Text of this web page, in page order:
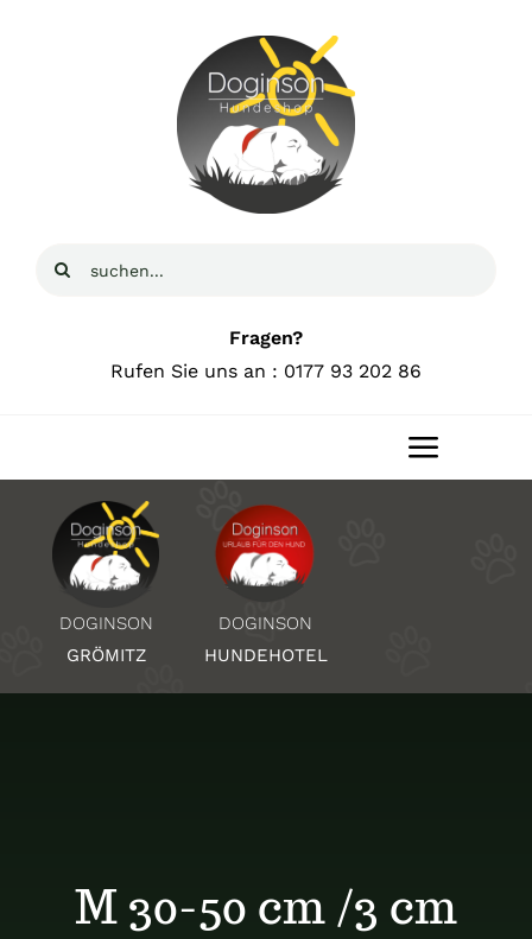
Suche
Fragen?
Rufen Sie uns an : 0177 93 202 86
Toggle
Home
Über Uns
DOGINSON
GRÖMITZ
DOGINSON
HUNDEHOTEL
M 30-50 cm /3 cm